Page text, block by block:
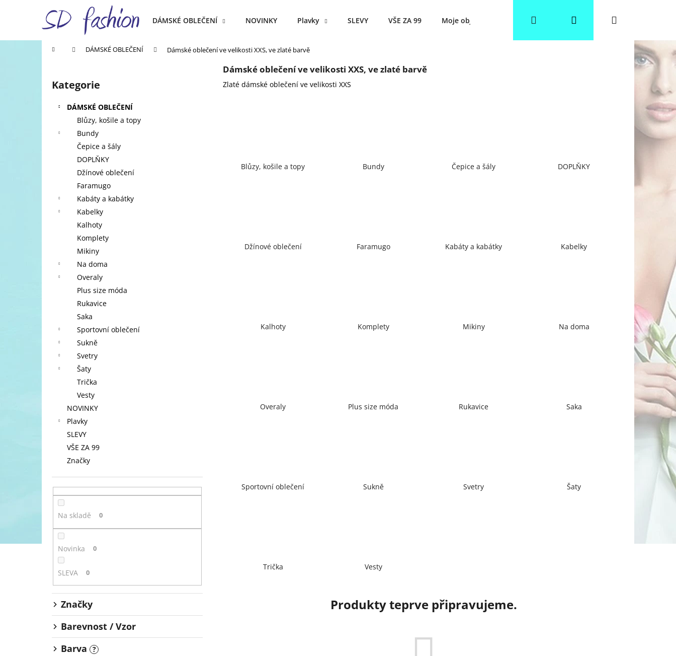
DÁMSKÉ OBLEČENÍ NOVINKY Plavky SLEVY VŠE ZA 99 Moje objednávka Věrnostní slevy Obchodní podmínky
Přihlášení
košík
Domů DÁMSKÉ OBLEČENÍ Dámské oblečení ve velikosti XXS, ve zlaté barvě
Přeskočit
kategorie
Kategorie
DÁMSKÉ OBLEČENÍ
Blůzy, košile a topy
Bundy
Čepice a šály
DOPLŇKY
Džínové oblečení
Faramugo
Kabáty a kabátky
Kabelky
Kalhoty
Komplety
Mikiny
Na doma
Overaly
Plus size móda
Rukavice
Saka
Sportovní oblečení
Sukně
Svetry
Šaty
Trička
Vesty
NOVINKY
Plavky
SLEVY
VŠE ZA 99
Značky
Na skladě 0
Novinka 0
SLEVA 0
Značky
Barevnost / Vzor
Barva
?
Dámské oblečení ve velikosti XXS, ve zlaté barvě
Zlaté dámské oblečení ve velikosti XXS
Blůzy, košile a topy Bundy Čepice a šály DOPLŇKY
Džínové oblečení Faramugo Kabáty a kabátky Kabelky
Kalhoty Komplety Mikiny Na doma
Overaly Plus size móda Rukavice Saka
Sportovní oblečení Sukně Svetry Šaty
Trička Vesty
Produkty teprve připravujeme.
í
Zpět
do
Zpět
do
Co potřebujete najít?